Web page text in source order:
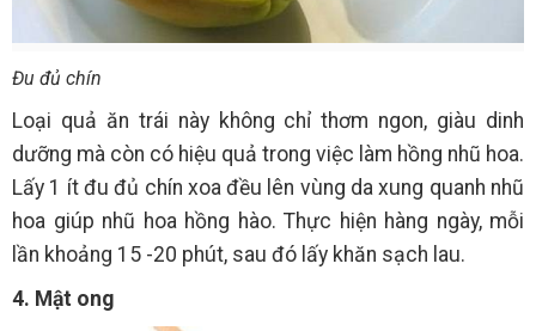
Đu đủ chín
Loại quả ăn trái này không chỉ thơm ngon, giàu dinh
dưỡng mà còn có hiệu quả trong việc làm hồng nhũ hoa.
Lấy 1 ít đu đủ chín xoa đều lên vùng da xung quanh nhũ
hoa giúp nhũ hoa hồng hào. Thực hiện hàng ngày, mỗi
lần khoảng 15 -20 phút, sau đó lấy khăn sạch lau.
4. Mật ong